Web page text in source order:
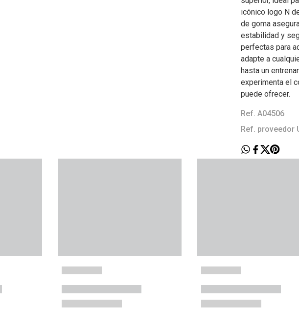
icónico logo N
de goma
estabilidad y
perfectas para
adapte a
hasta un
experimenta el
puede ofrecer.
Ref. A04506
Ref. proveedor